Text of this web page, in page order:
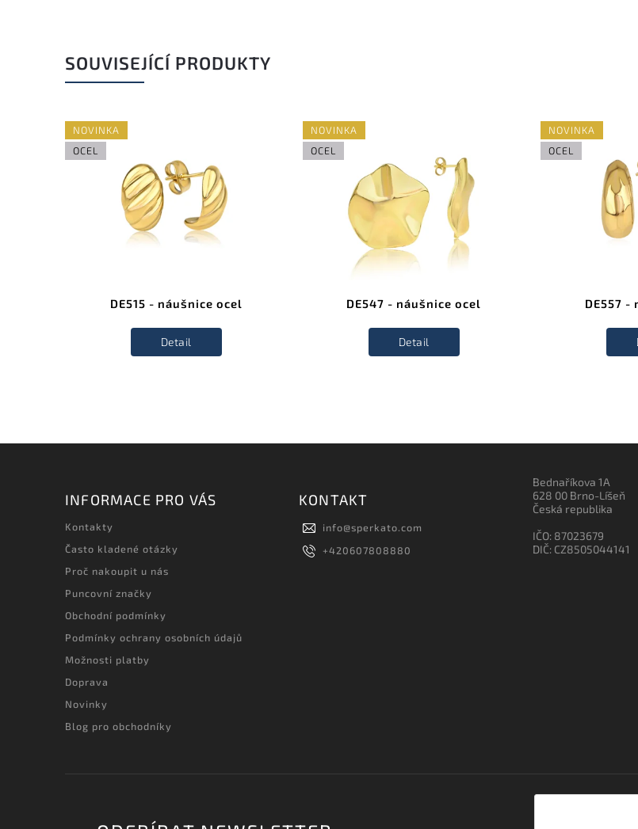
SOUVISEJÍCÍ PRODUKTY
NOVINKA
OCEL
DE515 - náušnice ocel
Detail
NOVINKA
OCEL
DE547 - náušnice ocel
Detail
NOVINKA
OCEL
DE557 -
INFORMACE PRO VÁS
Kontakty
Často kladené otázky
Proč nakoupit u nás
Puncovní značky
Obchodní podmínky
Podmínky ochrany osobních údajů
Možnosti platby
Doprava
Novinky
Blog pro obchodníky
KONTAKT
info@sperkato.com
+420607808880
Bednaříkova 1A
628 00 Brno-Líšeň
Česká republika
IČO: 87023679
DIČ: CZ8505044141